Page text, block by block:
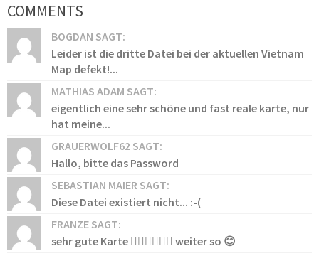
COMMENTS
BOGDAN SAGT:
Leider ist die dritte Datei bei der aktuellen Vietnam
Map defekt!...
MATHIAS ADAM SAGT:
eigentlich eine sehr schöne und fast reale karte, nur
hat meine...
GRAUERWOLF62 SAGT:
Hallo, bitte das Password
SEBASTIAN MAIER SAGT:
Diese Datei existiert nicht... :-(
FRANZE SAGT:
sehr gute Karte 👍🏻👍🏻👍🏻 weiter so 😊